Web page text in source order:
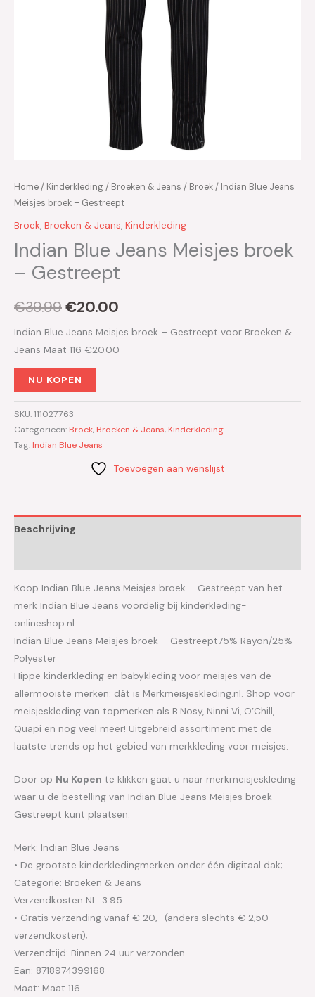
Home/ Kinderkleding/ Broeken & Jeans / Broek/ Indian Blue Jeans
Meisjes broek – Gestreept
Broek, Broeken & Jeans, Kinderkleding
Indian Blue Jeans Meisjes broek
– Gestreept
€39.99€20.00
Indian Blue Jeans Meisjes broek – Gestreept voor Broeken &
Jeans Maat 116 €20.00
NU KOPEN
SKU:111027763
Categorieën: Broek, Broeken & Jeans, Kinderkleding
Tag: Indian Blue Jeans
Toevoegen aan wenslijst
Beschrijving
Koop Indian Blue Jeans Meisjes broek – Gestreept van het
merk Indian Blue Jeans voordelig bij kinderkleding-
onlineshop.nl
Indian Blue Jeans Meisjes broek – Gestreept75% Rayon/25%
Polyester
Hippe kinderkleding en babykleding voor meisjes van de
allermooiste merken: dát is Merkmeisjeskleding.nl. Shop voor
meisjeskleding van topmerken als B.Nosy, Ninni Vi, O’Chill,
Quapi en nog veel meer! Uitgebreid assortiment met de
laatste trends op het gebied van merkkleding voor meisjes.
Door op Nu Kopen te klikken gaat u naar merkmeisjeskleding
waar u de bestelling van Indian Blue Jeans Meisjes broek –
Gestreept kunt plaatsen.
Merk: Indian Blue Jeans
• De grootste kinderkledingmerken onder één digitaal dak;
Categorie: Broeken & Jeans
Verzendkosten NL: 3.95
• Gratis verzending vanaf € 20,- (anders slechts € 2,50
verzendkosten);
Verzendtijd: Binnen 24 uur verzonden
Ean: 8718974399168
Maat: Maat 116